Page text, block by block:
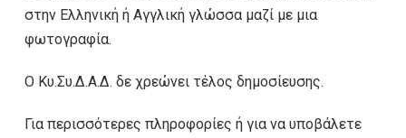
στην Ελληνική ή Αγγλική γλώσσα μαζί με μια
φωτογραφία.
Ο Κυ.Συ.Δ.Α.Δ. δε χρεώνει τέλος δημοσίευσης.
Για περισσότερες πληροφορίες ή για να υποβάλετε